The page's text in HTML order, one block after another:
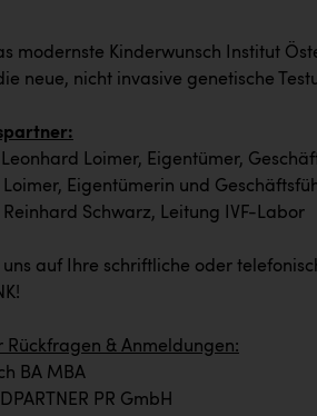
modernste Kinderwunsch Institut
neue, nicht invasive genetische
Leonhard Loimer, Eigentümer,
Loimer, Eigentümerin und
Reinhard Schwarz, Leitung IVF-Labor
uns auf Ihre schriftliche oder
Rückfragen & Anmeldungen:
BA MBA
PR GmbH